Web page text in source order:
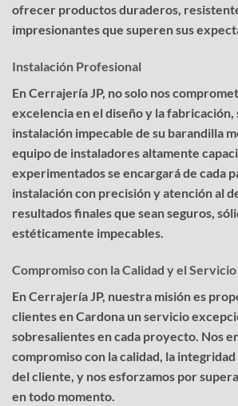
ofrecer productos duraderos,
impresionantes que superen sus
Instalación Profesional
En Cerrajería JP, no solo nos
excelencia en el diseño y la fabricación,
instalación impecable de su barandilla
equipo de instaladores altamente
experimentados se encargará de cada
instalación con precisión y atención al
resultados finales que sean seguros,
estéticamente impecables.
Compromiso con la Calidad y el
En Cerrajería JP, nuestra misión es
clientes en Cardona un servicio
sobresalientes en cada proyecto. Nos
compromiso con la calidad, la
del cliente, y nos esforzamos por
en todo momento.